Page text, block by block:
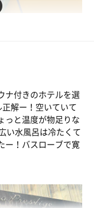
付きのホテルを選
解ー！空いていて
っと温度が物足りな
い水風呂は冷たくて
ー！バスローブで寛